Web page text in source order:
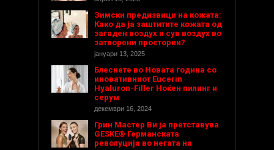
Зимски предизвици на кожата:
Како да ја заштитите кожата од
загаден воздух и сув воздух во
затворени простории?
јануари 13, 2025
Блеснете во Новата година со
иновативниот Eucerin
Hyaluron-Filler Ноќен пилинг и
серум
декември 16, 2024
Грин Мастер Ви ја претставува
GESKE® Германската
револуција во негата на